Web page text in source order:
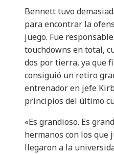
Bennett tuvo
para encontrar la
juego. Fue
touchdowns en total,
dos por tierra, ya que
consiguió un retiro
entrenador en jefe
principios del último
«Es grandioso. Es
hermanos con los que
llegaron a la